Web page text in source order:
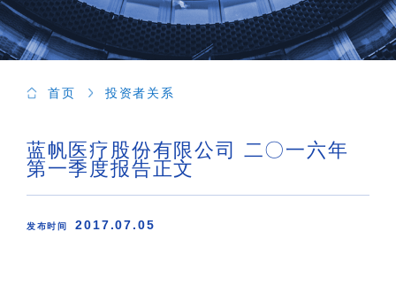
首页 投资者关系
蓝帆医疗股份有限公司 二〇一六年
第一季度报告正文
发布时间 2017.07.05